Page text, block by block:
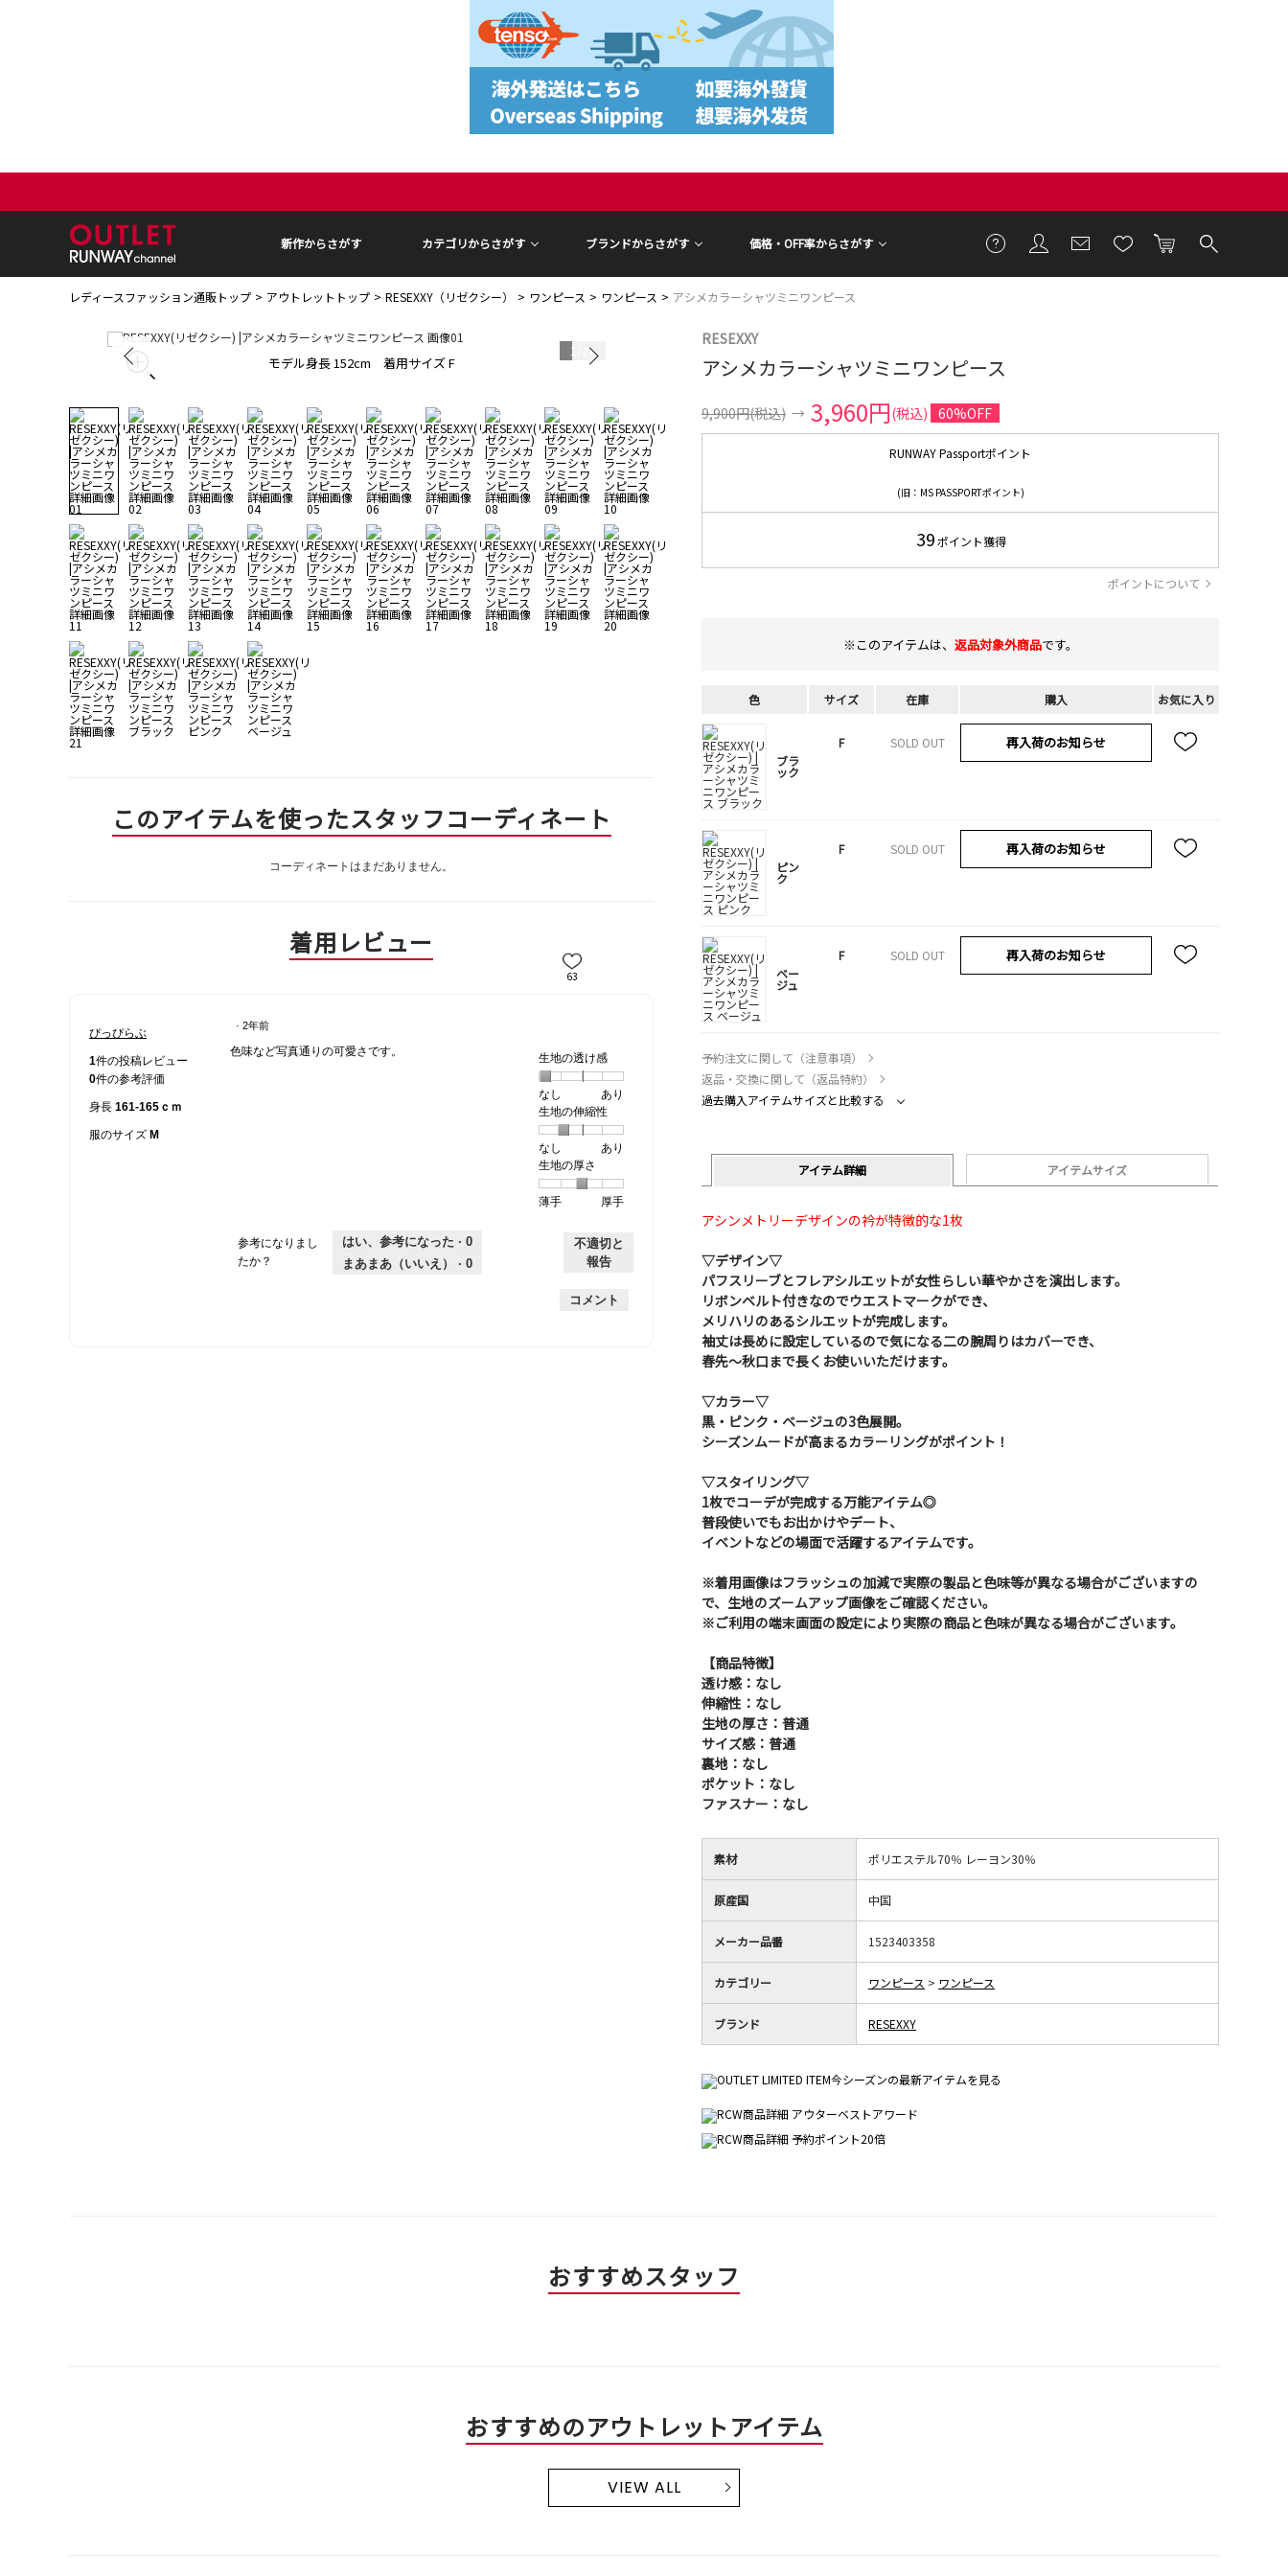
新作からさがす カテゴリからさがす ブランドからさがす 価格・OFF率からさがす
レディースファッション通販トップ アウトレットトップ RESEXXY（リゼクシー） ワンピース ワンピース アシメカラーシャツミニワンピース
モデル身長 152cm 着用サイズ F モデル身長 152cm 着用サイズ F
63
1 24
このアイテムを使ったスタッフコーディネート
コーディネートはまだありません。
着用レビュー
ぴっぴらぶ
1件の投稿レビュー
0件の参考評価
身長 161-165ｃｍ
服のサイズ M
5
· 2年前
色味など写真通りの可愛さです。 生地の透け感
なし
1
個
な
し
あり
の
評
は
あ
地
の
け
感,
的
な
価
生地の伸縮性
なし
1
個
し
あり
の
評
あ
り
地
の
性,
平
的
生地の厚さ
薄手
個
は
手
厚手
評
価
厚
の
厚
平
参考になりまし
たか？
はい、参考になった · 0
まあまあ（いいえ） · 0
不適切と
報告
コメント
RESEXXY
アシメカラーシャツミニワンピース
9,900円(税込) → 3,960円(税込) 60%OFF
RUNWAY Passportポイント
(旧：MS PASSPORTポイント)
39ポイント獲得
ポイントについて
※このアイテムは、 返品対象外商品です。
色 サイズ 在庫 購入 お気に入り
ブラ
ック
F SOLD OUT 再入荷のお知らせ
ピン
ク
F SOLD OUT 再入荷のお知らせ
ベー
ジュ
F SOLD OUT 再入荷のお知らせ
予約注文に関して（注意事項）
返品・交換に関して（返品特約）
過去購入アイテムサイズと比較する
アイテム詳細 アイテムサイズ
アシンメトリーデザインの衿が特徴的な1枚
▽デザイン▽
パフスリーブとフレアシルエットが女性らしい華やかさを演出します。
リボンベルト付きなのでウエストマークができ、
メリハリのあるシルエットが完成します。
袖丈は長めに設定しているので気になる二の腕周りはカバーでき、
春先～秋口まで長くお使いいただけます。
▽カラー▽
黒・ピンク・ベージュの3色展開。
シーズンムードが高まるカラーリングがポイント！
▽スタイリング▽
1枚でコーデが完成する万能アイテム◎
普段使いでもお出かけやデート、
イベントなどの場面で活躍するアイテムです。
※着用画像はフラッシュの加減で実際の製品と色味等が異なる場合がございますの
で、生地のズームアップ画像をご確認ください。
※ご利用の端末画面の設定により実際の商品と色味が異なる場合がございます。
【商品特徴】
透け感：なし
伸縮性：なし
生地の厚さ：普通
サイズ感：普通
裏地：なし
ポケット：なし
ファスナー：なし
素材 ポリエステル70％ レーヨン30％
原産国 中国
メーカー品番 1523403358
カテゴリー ワンピース > ワンピース
ブランド RESEXXY
おすすめスタッフ
おすすめのアウトレットアイテム
VIEW ALL